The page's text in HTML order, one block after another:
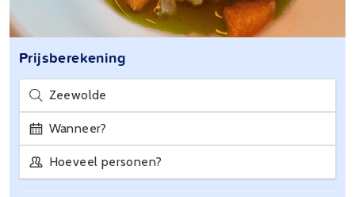
Prijsberekening
Zeewolde
Wanneer?
Hoeveel personen?